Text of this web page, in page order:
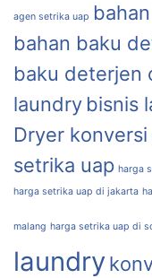
agen setrika uap
bahan baku
baku deterjen
laundry bisnis
Dryer konversi
setrika uap harga
harga setrika uap di jakarta
malang harga setrika uap di
laundry